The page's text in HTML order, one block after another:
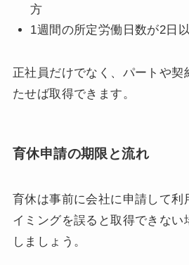
方
1週間の所定労働日数が2日
正社員だけでなく、パートや
たせば取得できます。
育休申請の期限と流れ
育休は事前に会社に申請して利
イミングを誤ると取得できない
しましょう。